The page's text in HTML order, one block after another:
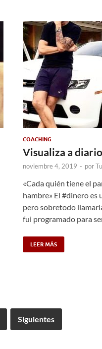
COACHING
Visualiza a
noviembre 4, 2019 - por
«Cada quién tiene el
hambre» El #dinero es
pero sobretodo
fui programado para
LEER MÁS
Siguientes